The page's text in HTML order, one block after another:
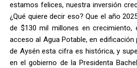
estamos felices, nuestra inversión
¿Qué quiere decir eso? Que el año
de $130 mil millones en crecimiento,
acceso al Agua Potable, en edificación
de Aysén esta cifra es histórica, y
en el gobierno de la Presidenta